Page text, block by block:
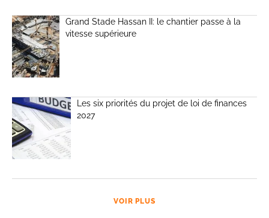
Grand Stade Hassan II: le chantier passe à la
vitesse supérieure
Les six priorités du projet de loi de finances
2027
VOIR PLUS